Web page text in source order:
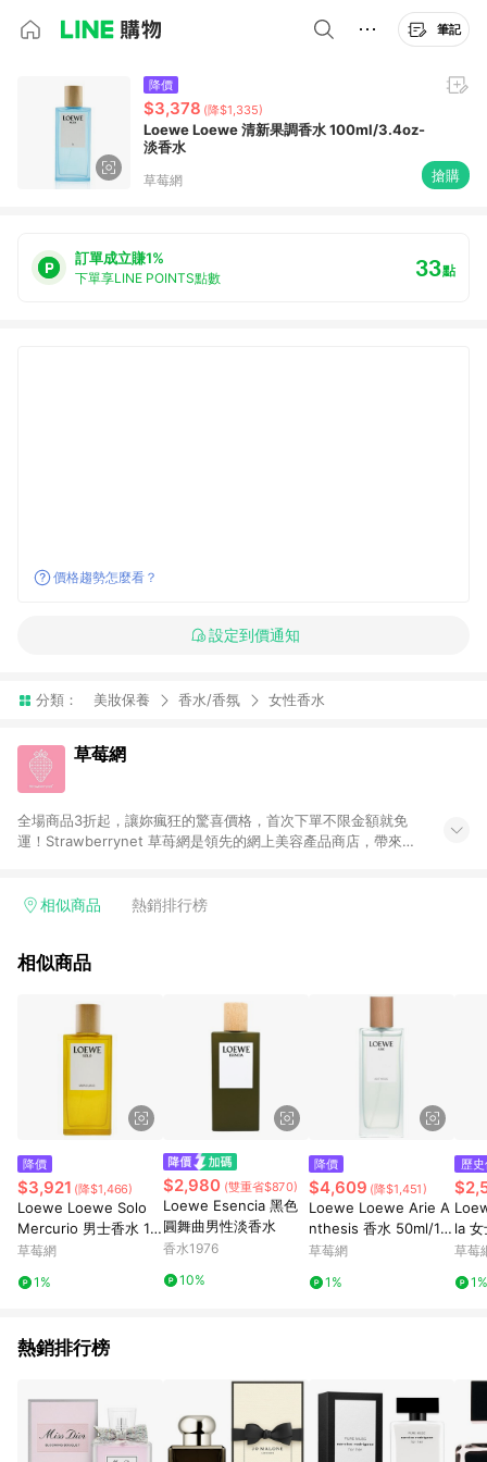
筆記
降價
$3,378 (降$1,335)
Loewe Loewe 清新果調香水 100ml/3.4oz-
淡香水
草莓網 搶購
訂單成立賺1%
下單享LINE POINTS點數 33點
價格趨勢怎麼看？
設定到價通知
分類： 美妝保養 香水/香氛 女性香水
草莓網
全場商品3折起，讓妳瘋狂的驚喜價格，首次下單不限金額就免
運！Strawberrynet 草苺網是領先的網上美容產品商店，帶來價
運。相似商品 熱銷排行榜
相似商品
降價
$3,921 (降$1,466)
Loewe Loewe Solo
Mercurio 男士香水 10
0ml/3.4oz-香水
草莓網
1%
$2,980 (雙重省$870)
Loewe Esencia 黑色
圓舞曲男性淡香水
香水1976
10%
降價
$4,609 (降$1,451)
Loewe Loewe Arie A
nthesis 香水 50ml/1.7
oz-香水
草莓網
1%
歷
la
z-淡
草莓
1%
熱銷排行榜